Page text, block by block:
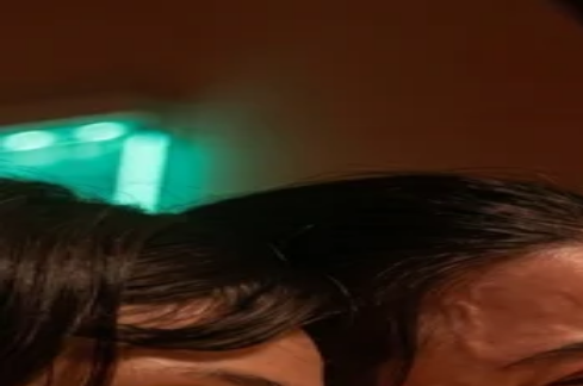
Inicio
Descargar
Sin anuncios. Sin límites.
Suscríbete ahora
Iniciar Sesión